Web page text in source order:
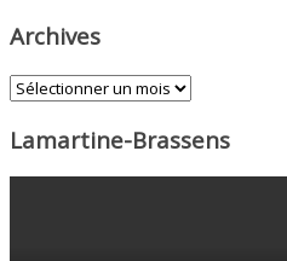
Archives
Archives
Lamartine-Brassens